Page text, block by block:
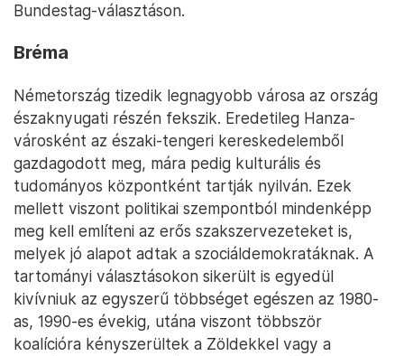
Bundestag-választáson.
Bréma
Németország tizedik legnagyobb városa az ország
északnyugati részén fekszik. Eredetileg Hanza-
városként az északi-tengeri kereskedelemből
gazdagodott meg, mára pedig kulturális és
tudományos központként tartják nyilván. Ezek
mellett viszont politikai szempontból mindenképp
meg kell említeni az erős szakszervezeteket is,
melyek jó alapot adtak a szociáldemokratáknak. A
tartományi választásokon sikerült is egyedül
kivívniuk az egyszerű többséget egészen az 1980-
as, 1990-es évekig, utána viszont többször
koalícióra kényszerültek a Zöldekkel vagy a